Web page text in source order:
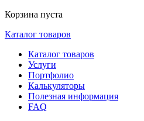
Корзина пуста
Каталог товаров
Каталог товаров
Услуги
Портфолио
Калькуляторы
Полезная информация
FAQ